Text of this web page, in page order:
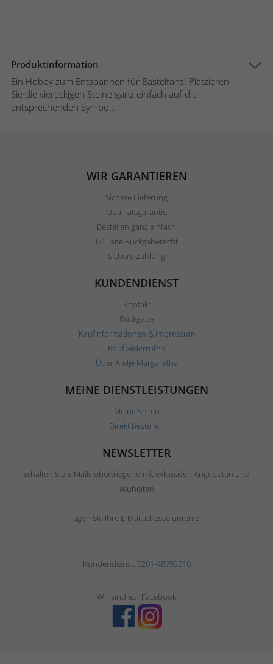
Produktinformation
Ein Hobby zum Entspannen für Bastelfans! Platzieren
Sie die viereckigen Steine ganz einfach auf die
entsprechenden Symbo...
WIR GARANTIEREN
Sichere Lieferung
Qualitätsgarantie
Bestellen ganz einfach
60 Tage Rückgaberecht
Sichere Zahlung
KUNDENDIENST
Kontakt
Rückgabe
Kaufinformationen & Impressum
Kauf widerrufen
Über Ateljé Margaretha
MEINE DIENSTLEISTUNGEN
Meine Seiten
Direkt bestellen
NEWSLETTER
Erhalten Sie E-Mails überwiegend mit exklusiven Angeboten und
Neuheiten.
Tragen Sie Ihre E-Mailadresse unten ein.
Kundendienst: 0201-48793510
Wir sind auf Facebook